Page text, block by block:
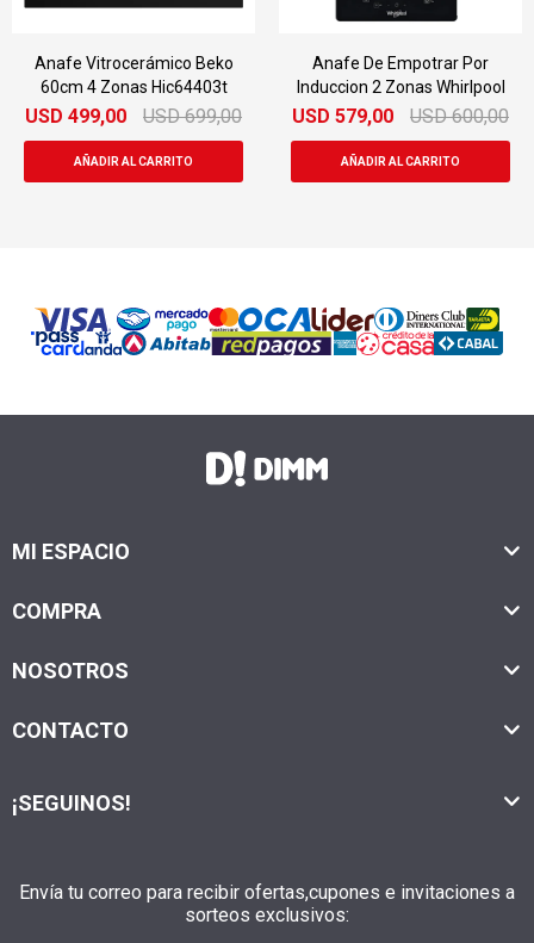
Beko
Zonas Hic64403t
USD 699,00
Anafe De Empotrar Por
Induccion 2 Zonas Whirlpool
USD 579,00 USD 600,00
Anafe A
USD
MI ESPACIO
COMPRA
NOSOTROS
CONTACTO
Envía tu correo para recibir ofertas,cupones e invitaciones a
sorteos exclusivos:
¡SEGUINOS!